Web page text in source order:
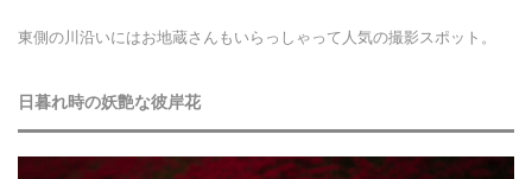
東側の川沿いにはお地蔵さんもいらっしゃって人気の撮影スポット。
日暮れ時の妖艶な彼岸花